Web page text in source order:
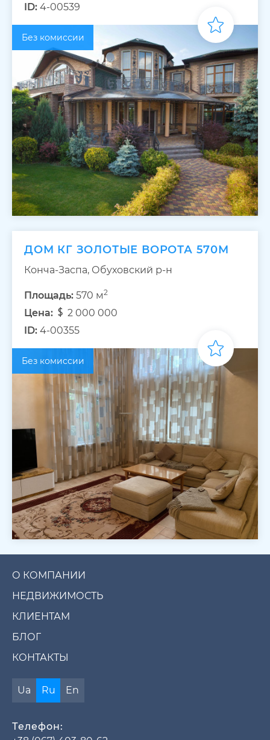
ID: 4-00539
Без комиссии
ДОМ КГ ЗОЛОТЫЕ ВОРОТА 570М
Конча-Заспа, Обуховский р-н
Площадь: 570 м2
Цена:
2 000 000
ID: 4-00355
Без комиссии
О КОМПАНИИ
НЕДВИЖИМОСТЬ
КЛИЕНТАМ
БЛОГ
КОНТАКТЫ
Ua Ru En
Телефон: